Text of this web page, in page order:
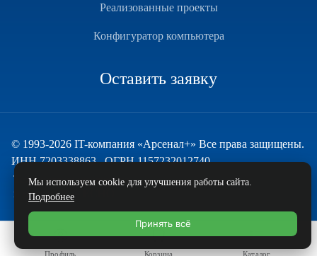
Реализованные проекты
Конфигуратор компьютера
Оставить заявку
© 1993-2026 IT-компания «Арсенал+» Все права защищены.
ИНН 7203338863 , ОГРН 1157232012740
Техническая поддержка
и развитие — ECHO
Профиль Корзина Каталог
Мы используем cookie для улучшения работы сайта.
Подробнее
Принять всё